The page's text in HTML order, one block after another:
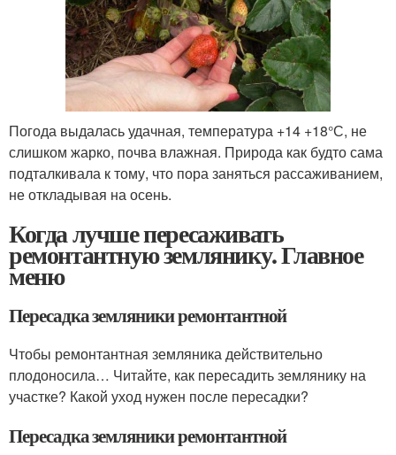
Погода выдалась удачная, температура +14 +18°С, не
слишком жарко, почва влажная. Природа как будто сама
подталкивала к тому, что пора заняться рассаживанием,
не откладывая на осень.
Когда лучше пересаживать
ремонтантную землянику. Главное
меню
Пересадка земляники ремонтантной
Чтобы ремонтантная земляника действительно
плодоносила… Читайте, как пересадить землянику на
участке? Какой уход нужен после пересадки?
Пересадка земляники ремонтантной